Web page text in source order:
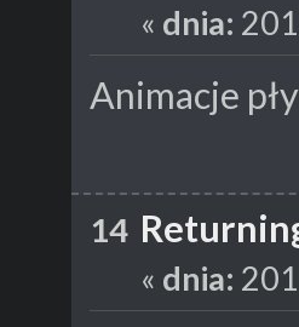
« dnia:
Animacje
14
« dnia: